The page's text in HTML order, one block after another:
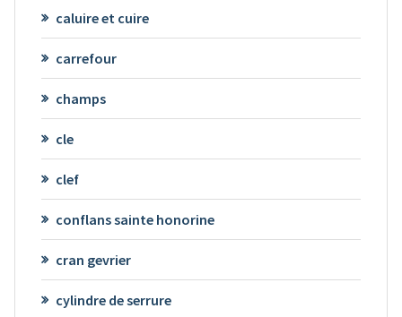
caluire et cuire
carrefour
champs
cle
clef
conflans sainte honorine
cran gevrier
cylindre de serrure